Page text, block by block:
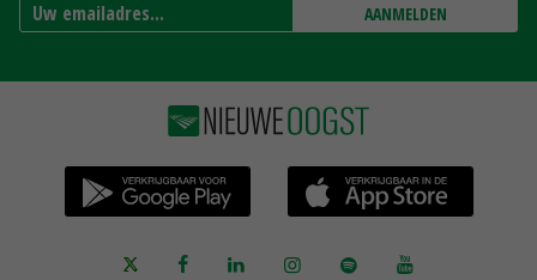
AANMELDEN